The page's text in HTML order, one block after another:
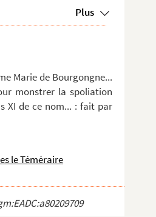
Plus
Marie de Bourgongne...
monstrer la spoliation
XI de ce nom... : fait par
le Téméraire